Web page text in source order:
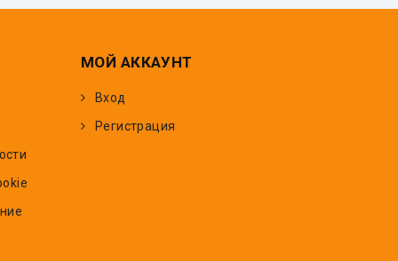
МОЙ АККАУНТ
Вход
Регистрация